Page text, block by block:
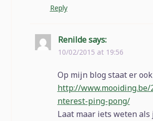
Reply
Renilde says:
10/02/2015 at 19:56
Op mijn blog staat er
http://
nterest-ping-pong/
Laat maar iets weten